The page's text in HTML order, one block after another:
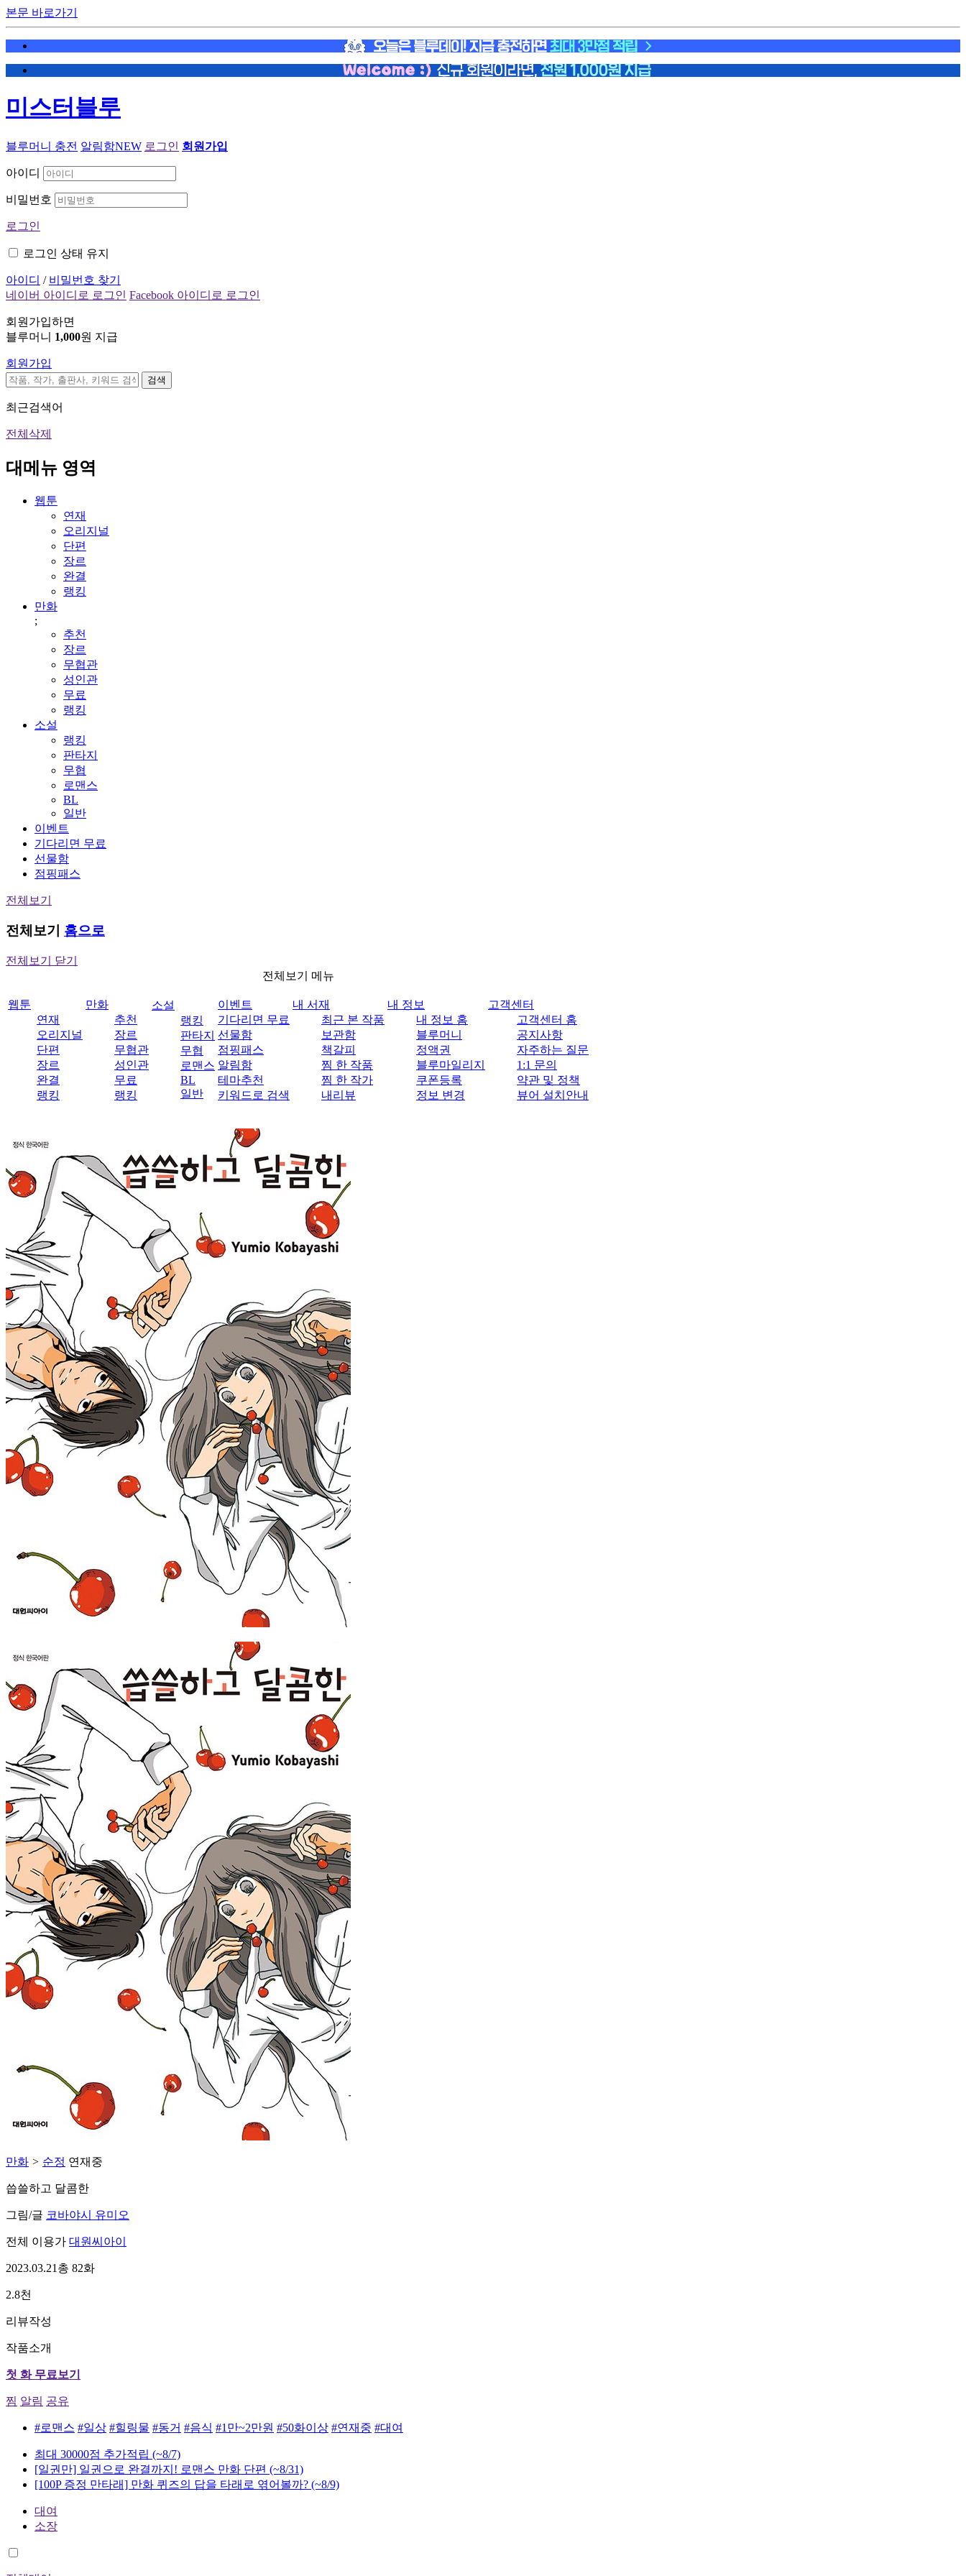
본문 바로가기
미스터블루
블루머니 충전 알림함NEW 로그인 회원가입
아이디
비밀번호
로그인
로그인 상태 유지
아이디 / 비밀번호 찾기
네이버 아이디로 로그인 Facebook 아이디로 로그인
회원가입하면
블루머니 1,000원 지급
회원가입
검색
최근검색어
전체삭제
대메뉴 영역
웹툰
연재
오리지널
단편
장르
완결
랭킹
만화
;
추천
장르
무협관
성인관
무료
랭킹
소설
랭킹
판타지
무협
로맨스
BL
일반
이벤트
기다리면 무료
선물함
점핑패스
전체보기
전체보기 홈으로
전체보기 닫기
전체보기 메뉴
웹툰
연재
오리지널
단편
장르
완결
랭킹
만화
추천
장르
무협관
성인관
무료
랭킹
소설
랭킹
판타지
무협
로맨스
BL
일반
이벤트
기다리면 무료
선물함
점핑패스
알림함
테마추천
키워드로 검색
내 서재
최근 본 작품
보관함
책갈피
찜 한 작품
찜 한 작가
내리뷰
내 정보
내 정보 홈
블루머니
정액권
블루마일리지
쿠폰등록
정보 변경
고객센터
고객센터 홈
공지사항
자주하는 질문
1:1 문의
약관 및 정책
뷰어 설치안내
만화 > 순정 연재중
씁쓸하고 달콤한
그림/글 코바야시 유미오
전체 이용가 대원씨아이
2023.03.21 총 82화
2.8천
리뷰작성
작품소개
첫 화 무료보기
찜 알림 공유
#로맨스 #일상 #힐링물 #동거 #음식 #1만~2만원 #50화이상 #연재중 #대여
최대 30000점 추가적립 (~8/7)
[일권만] 일권으로 완결까지! 로맨스 만화 단편 (~8/31)
[100P 증정 만타래] 만화 퀴즈의 답을 타래로 엮어볼까? (~8/9)
대여
소장